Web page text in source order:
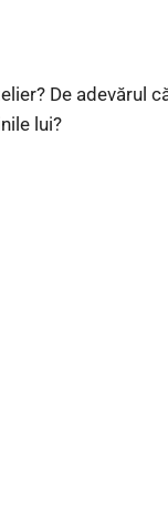
De adevărul
lui?